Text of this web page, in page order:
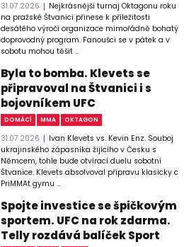
31.07.2026
Nejkrásnější turnaj Oktagonu roku
na pražské Štvanici přinese k příležitosti
desátého výročí organizace mimořádně bohatý
doprovodný program. Fanoušci se v pátek a v
sobotu mohou těšit ...
Byla to bomba. Klevets se
připravoval na Štvanici i s
bojovníkem UFC
DOMÁCÍ MMA OKTAGON
31.07.2026
Ivan Klevets vs. Kevin Enz. Souboj
ukrajinského zápasníka žijícího v Česku s
Němcem, tohle bude otvírací duelu sobotní
Štvanice. Klevets absolvoval přípravu klasicky c
PriMMAt gymu ...
Spojte investice se špičkovým
sportem. UFC na rok zdarma.
Telly rozdává balíček Sport